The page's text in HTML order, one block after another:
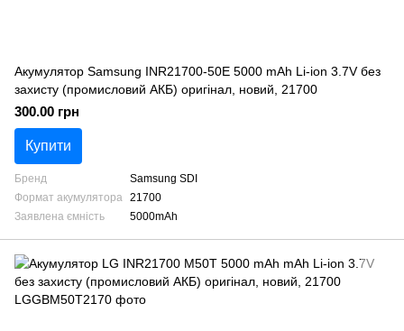
Акумулятор Samsung INR21700-50E 5000 mAh Li-ion 3.7V без
захисту (промисловий АКБ) оригінал, новий, 21700
300.00 грн
Купити
Бренд
Samsung SDI
Формат акумулятора 21700
Заявлена ємність
5000mAh